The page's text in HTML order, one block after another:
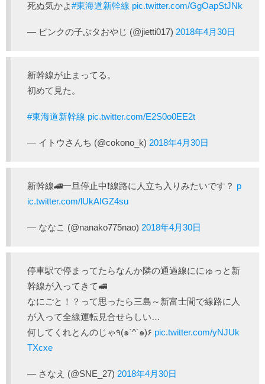
死ぬ気かよ#東海道新幹線 pic.twitter.com/GgOapStJNk
— ピンクの子ぶタおやじ (@jietti017) 2018年4月30日
新幹線が止まってる。
初めて見た。
#東海道新幹線 pic.twitter.com/E2S0o0EE2t
— イトウさんち (@cokono_k) 2018年4月30日
新幹線🚄一旦停止中❗線路に人立ち入りみたいです？ p
ic.twitter.com/lUkAIGZ4su
— ななこ (@nanako775nao) 2018年4月30日
停車駅で停まってたらなんか隣の通過線ににゅっと新
幹線が入ってきて🚅
なにごと！？って思ったら三島～新富士間で線路に人
が入って全線運転見合せらしい…
何してくれとんのじゃ٩(๑`^´๑)۶ pic.twitter.com/yNJUk
TXcxe
— さなえ (@SNE_27) 2018年4月30日